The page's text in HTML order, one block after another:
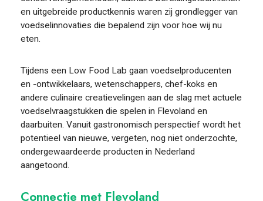
en uitgebreide productkennis waren zij grondlegger van
voedselinnovaties die bepalend zijn voor hoe wij nu
eten.
Tijdens een Low Food Lab gaan voedselproducenten
en -ontwikkelaars, wetenschappers, chef-koks en
andere culinaire creatievelingen aan de slag met actuele
voedselvraagstukken die spelen in Flevoland en
daarbuiten. Vanuit gastronomisch perspectief wordt het
potentieel van nieuwe, vergeten, nog niet onderzochte,
ondergewaardeerde producten in Nederland
aangetoond.
Connectie met Flevoland